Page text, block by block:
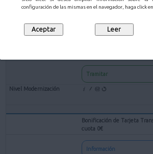
configuración de las mismas en el navegador, haga click
Tramitar
Bonificación de Tarjeta
cuota 0€
Información